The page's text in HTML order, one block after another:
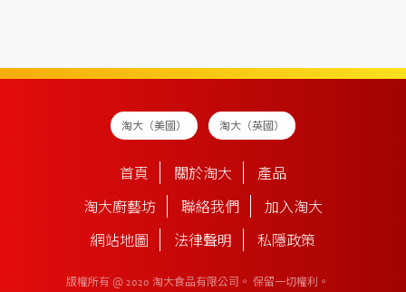
淘大（美國） 淘大（英國）
首頁 關於淘大 產品
淘大廚藝坊 聯絡我們 加入淘大
網站地圖 法律聲明 私隱政策
版權所有 @ 2020 淘大食品有限公司。 保留一切權利。